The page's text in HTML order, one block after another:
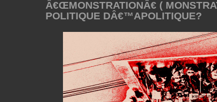
Â€ŒMONSTRATIONÂ€ (
POLITIQUE DÂ€™APOLITIQUE?